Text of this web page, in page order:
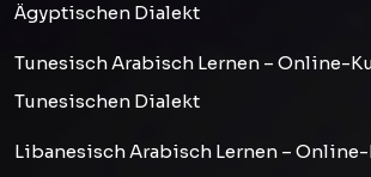
Ägyptischen Dialekt
Tunesisch Arabisch Lernen – Online-
Tunesischen Dialekt
Libanesisch Arabisch Lernen – Online-